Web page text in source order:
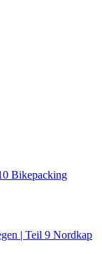
Bikepacking
| Teil 9 Nordkap